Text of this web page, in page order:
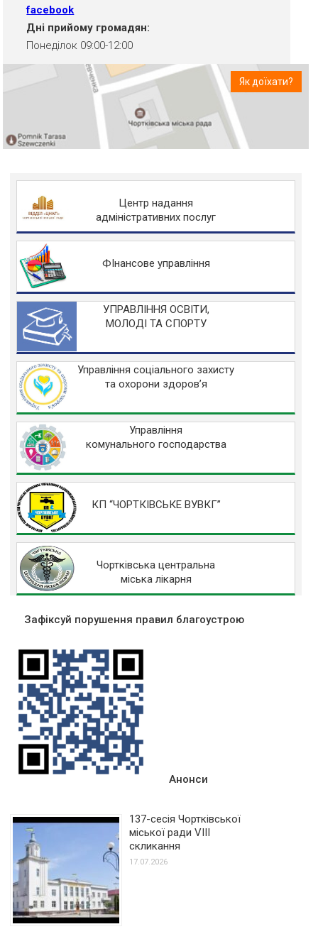
facebook
Дні прийому громадян:
Понеділок 09:00-12:00
Як доїхати?
Центр надання
адміністративних послуг
ФІнансове управління
УПРАВЛІННЯ ОСВІТИ,
МОЛОДІ ТА СПОРТУ
Управління соціального захисту
та охорони здоров’я
Управління
комунального господарства
КП “ЧОРТКІВСЬКЕ ВУВКГ”
Чортківська центральна
міська лікарня
Зафіксуй порушення правил благоустрою
Анонси
137-сесія Чортківської
міської ради VIII
скликання
17.07.2026